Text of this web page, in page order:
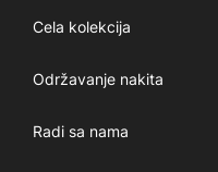
Cela kolekcija
Održavanje nakita
Radi sa nama